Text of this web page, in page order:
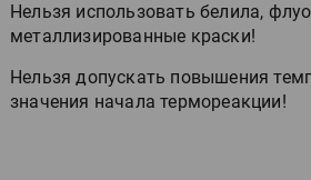
Нельзя использовать белила,
металлизированные краски!
Нельзя допускать повышения
значения начала термореакции!